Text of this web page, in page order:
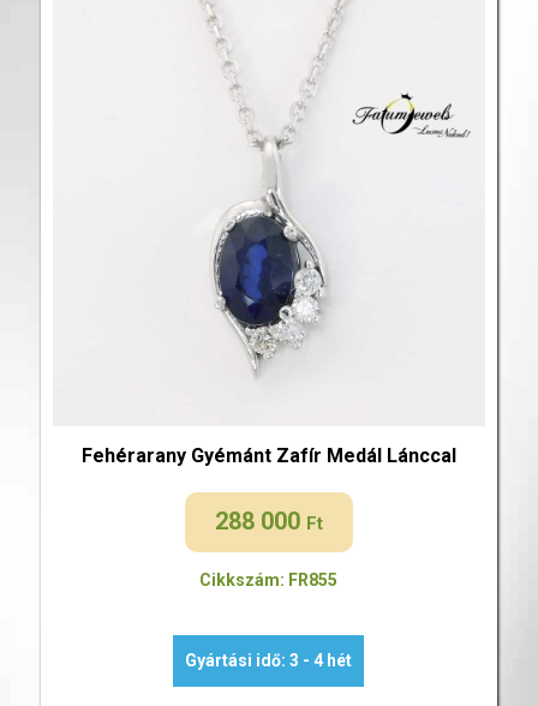
Fehérarany Gyémánt Zafír Medál Lánccal
288 000 Ft
Cikkszám: FR855
Gyártási idő: 3 - 4 hét